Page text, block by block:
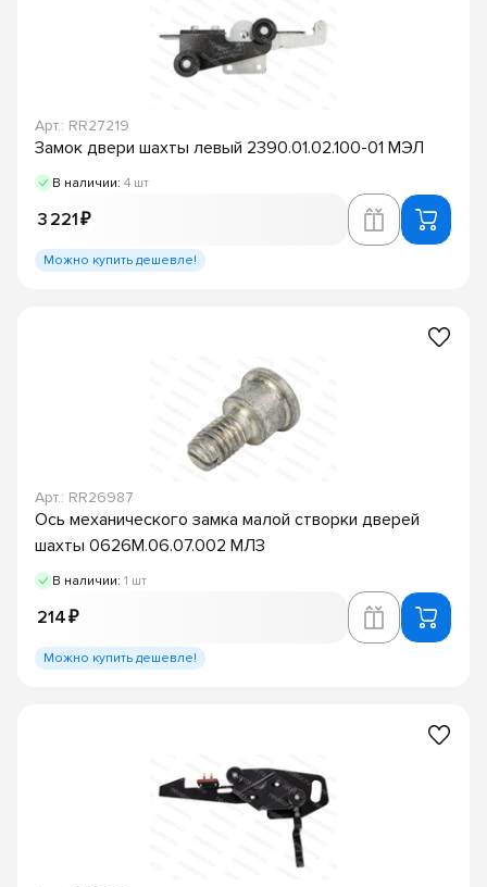
Арт.: RR27219
Замок двери шахты левый 2390.01.02.100-01 МЭЛ
В наличии: 4 шт
3 221 ₽
Можно купить дешевле!
Арт.: RR26987
Ось механического замка малой створки дверей
шахты 0626М.06.07.002 МЛЗ
В наличии: 1 шт
214 ₽
Можно купить дешевле!